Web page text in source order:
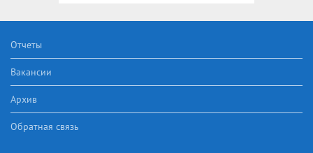
Отчеты
Вакансии
Архив
Обратная связь